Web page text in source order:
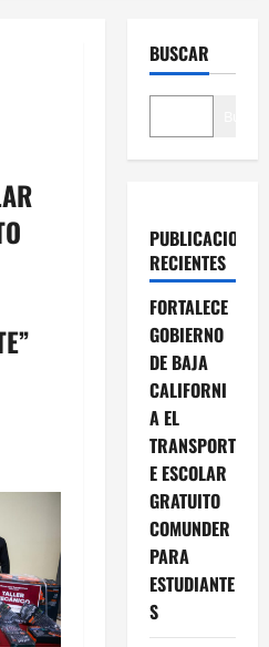
BUSCAR
PUBLICACIONES
RECIENTES
FORTALECE
GOBIERNO
DE BAJA
CALIFORNI
A EL
TRANSPORT
E ESCOLAR
GRATUITO
COMUNDER
PARA
ESTUDIANTE
S